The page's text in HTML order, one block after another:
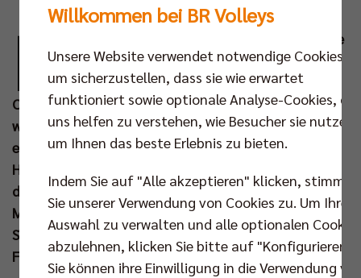
M
it dem Einzug in das Playoff-Finale um die
Deutsche Meisterschaft haben die BR
Volleys erneut ihren Startplatz in der CEV
Champions League gebucht. So sind die Berliner
weiterhin seit 2012 durchgängig im höchsten
europäischen Wettbewerb vertreten. Während alle
Heimspieltermine der Finalserie fixiert sind, wartet
der Hauptstadtclub noch auf seinen Gegner. Am
Mittwochabend (16. Apr um 20.00 Uhr) könnte die
SVG Lüneburg im Auswärtsspiel beim VfB
Friedrichshafen nachziehen.
Willkommen bei BR Volleys
Unsere Website verwendet notwendige Cookies,
um sicherzustellen, dass sie wie erwartet
funktioniert sowie optionale Analyse-Cookies, die
uns helfen zu verstehen, wie Besucher sie nutzen,
um Ihnen das beste Erlebnis zu bieten.
Indem Sie auf "Alle akzeptieren" klicken, stimmen
Sie unserer Verwendung von Cookies zu. Um Ihre
Auswahl zu verwalten und alle optionalen Cookies
abzulehnen, klicken Sie bitte auf "Konfigurieren".
Sie können ihre Einwilligung in die Verwendung